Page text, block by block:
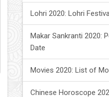
Lohri 2020: Lohri
Makar Sankranti 2020:
Date
Movies 2020: List of
Chinese Horoscope